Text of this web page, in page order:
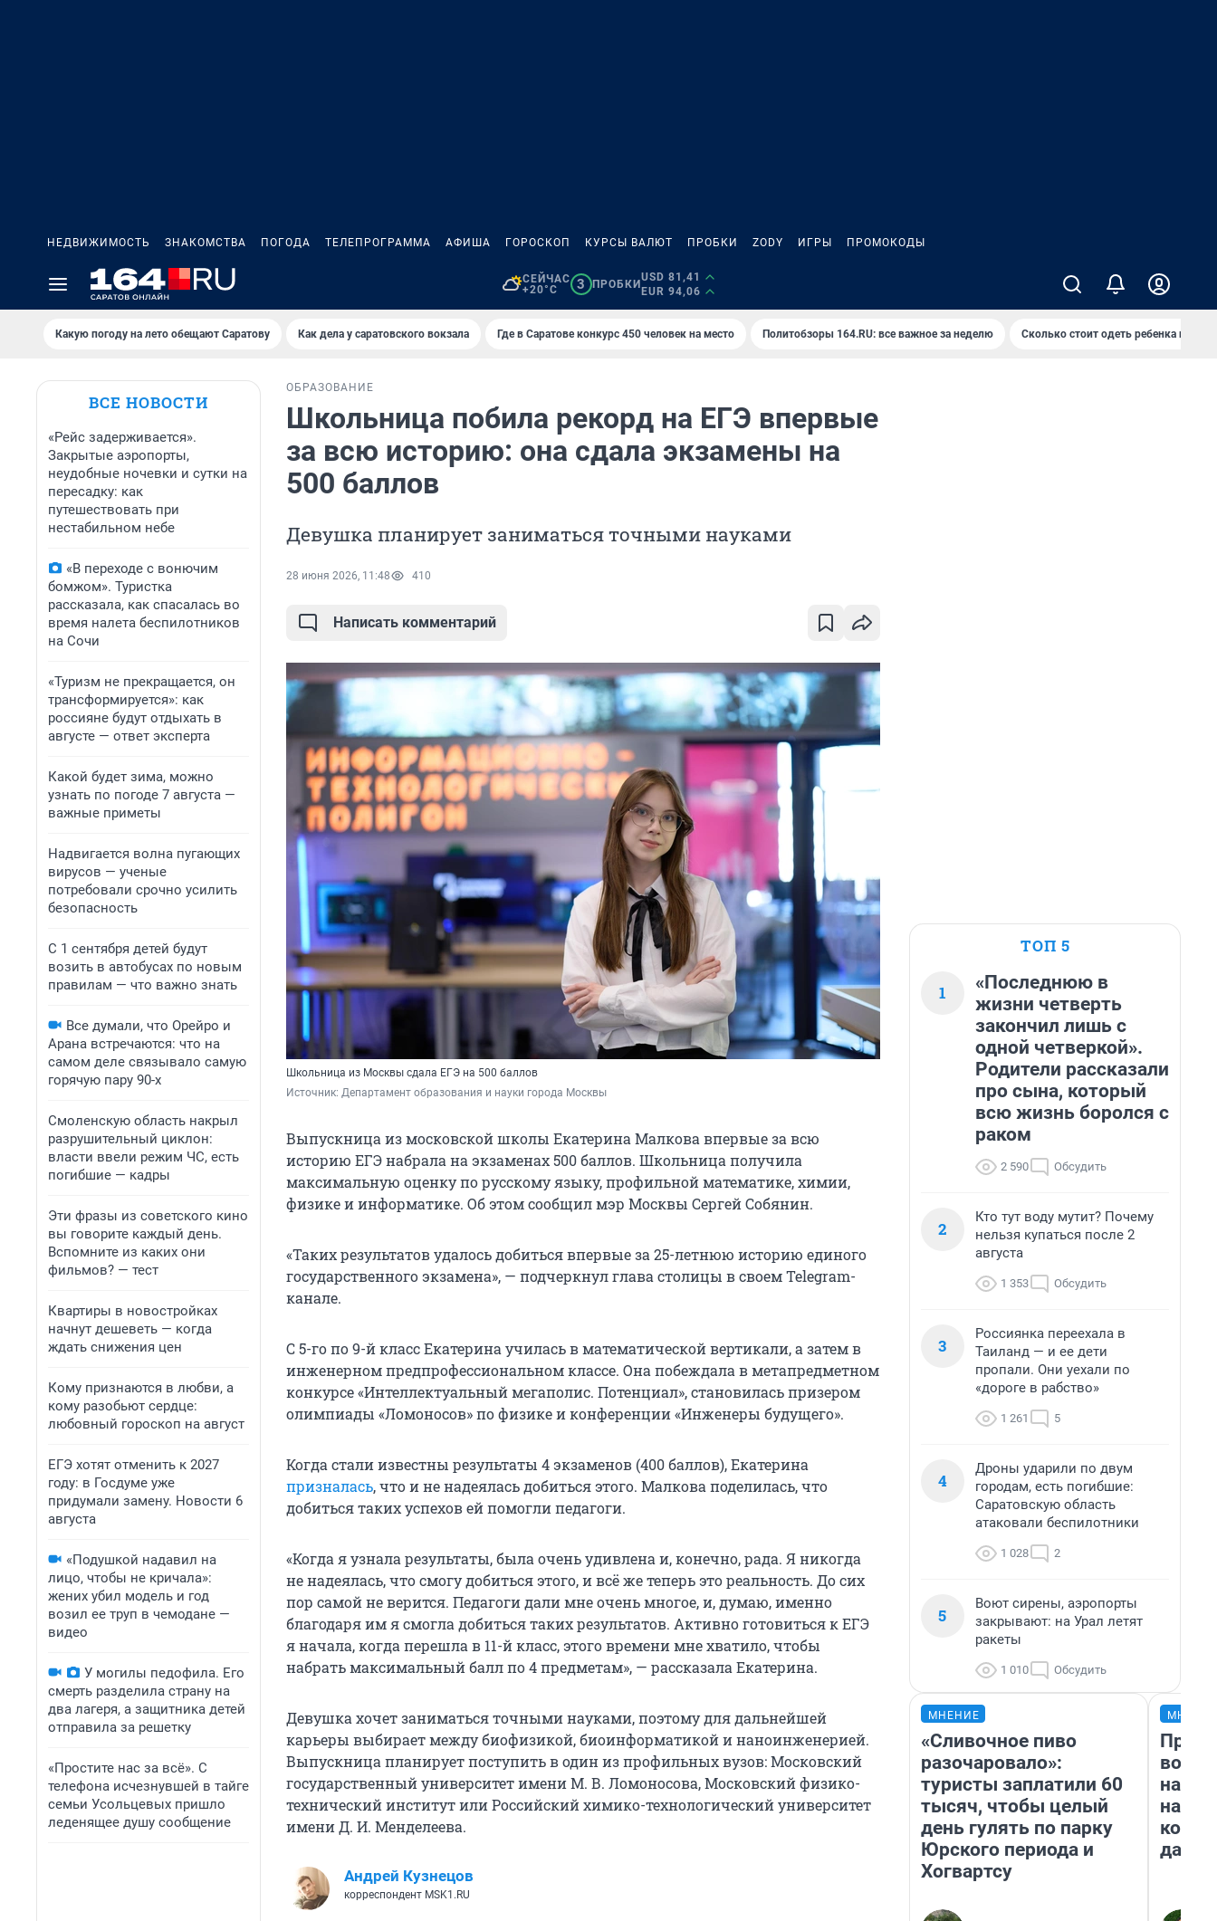
НЕДВИЖИМОСТЬ ЗНАКОМСТВА ПОГОДА ТЕЛЕПРОГРАММА АФИША ГОРОСКОП КУРСЫ ВАЛЮТ ПРОБКИ ZODY ИГРЫ ПРОМОКОДЫ
СЕЙЧАС
+20°C
3 ПРОБКИ
USD 81,41
EUR 94,06
Какую погоду на лето обещают Саратову Как дела у саратовского вокзала Где в Саратове конкурс 450 человек на место Политобзоры 164.RU: все важное за неделю Сколько стоит одеть ребенка на
ВСЕ НОВОСТИ
«Рейс задерживается».
Закрытые аэропорты,
неудобные ночевки и сутки на
пересадку: как
путешествовать при
нестабильном небе
«В переходе с вонючим
бомжом». Туристка
рассказала, как спасалась во
время налета беспилотников
на Сочи
«Туризм не прекращается, он
трансформируется»: как
россияне будут отдыхать в
августе — ответ эксперта
Какой будет зима, можно
узнать по погоде 7 августа —
важные приметы
Надвигается волна пугающих
вирусов — ученые
потребовали срочно усилить
безопасность
С 1 сентября детей будут
возить в автобусах по новым
правилам — что важно знать
Все думали, что Орейро и
Арана встречаются: что на
самом деле связывало самую
горячую пару 90-х
Смоленскую область накрыл
разрушительный циклон:
власти ввели режим ЧС, есть
погибшие — кадры
Эти фразы из советского кино
вы говорите каждый день.
Вспомните из каких они
фильмов? — тест
Квартиры в новостройках
начнут дешеветь — когда
ждать снижения цен
Кому признаются в любви, а
кому разобьют сердце:
любовный гороскоп на август
ЕГЭ хотят отменить к 2027
году: в Госдуме уже
придумали замену. Новости 6
августа
«Подушкой надавил на
лицо, чтобы не кричала»:
жених убил модель и год
возил ее труп в чемодане —
видео
У могилы педофила. Его
смерть разделила страну на
два лагеря, а защитника детей
отправила за решетку
«Простите нас за всё». С
телефона исчезнувшей в тайге
семьи Усольцевых пришло
леденящее душу сообщение
ОБРАЗОВАНИЕ
Школьница побила рекорд на ЕГЭ впервые
за всю историю: она сдала экзамены на
500 баллов
Девушка планирует заниматься точными науками
28 июня 2026, 11:48 410
Написать комментарий
Школьница из Москвы сдала ЕГЭ на 500 баллов
Источник: Департамент образования и науки города Москвы
Выпускница из московской школы Екатерина Малкова впервые за всю
историю ЕГЭ набрала на экзаменах 500 баллов. Школьница получила
максимальную оценку по русскому языку, профильной математике, химии,
физике и информатике. Об этом сообщил мэр Москвы Сергей Собянин.
«Таких результатов удалось добиться впервые за 25-летнюю историю единого
государственного экзамена», — подчеркнул глава столицы в своем Telegram-
канале.
С 5-го по 9-й класс Екатерина училась в математической вертикали, а затем в
инженерном предпрофессиональном классе. Она побеждала в метапредметном
конкурсе «Интеллектуальный мегаполис. Потенциал», становилась призером
олимпиады «Ломоносов» по физике и конференции «Инженеры будущего».
Когда стали известны результаты 4 экзаменов (400 баллов), Екатерина
призналась, что и не надеялась добиться этого. Малкова поделилась, что
добиться таких успехов ей помогли педагоги.
«Когда я узнала результаты, была очень удивлена и, конечно, рада. Я никогда
не надеялась, что смогу добиться этого, и всё же теперь это реальность. До сих
пор самой не верится. Педагоги дали мне очень многое, и, думаю, именно
благодаря им я смогла добиться таких результатов. Активно готовиться к ЕГЭ
я начала, когда перешла в 11-й класс, этого времени мне хватило, чтобы
набрать максимальный балл по 4 предметам», — рассказала Екатерина.
Девушка хочет заниматься точными науками, поэтому для дальнейшей
карьеры выбирает между биофизикой, биоинформатикой и наноинженерией.
Выпускница планирует поступить в один из профильных вузов: Московский
государственный университет имени М. В. Ломоносова, Московский физико-
технический институт или Российский химико-технологический университет
имени Д. И. Менделеева.
Андрей Кузнецов
корреспондент MSK1.RU
ТОП 5
1
«Последнюю в
жизни четверть
закончил лишь с
одной четверкой».
Родители рассказали
про сына, который
всю жизнь боролся с
раком
2 590 Обсудить
2
Кто тут воду мутит? Почему
нельзя купаться после 2
августа
1 353 Обсудить
3
Россиянка переехала в
Таиланд — и ее дети
пропали. Они уехали по
«дороге в рабство»
1 261 5
4
Дроны ударили по двум
городам, есть погибшие:
Саратовскую область
атаковали беспилотники
1 028 2
5
Воют сирены, аэропорты
закрывают: на Урал летят
ракеты
1 010 Обсудить
МНЕНИЕ
«Сливочное пиво
разочаровало»:
туристы заплатили 60
тысяч, чтобы целый
день гулять по парку
Юрского периода и
Хогвартсу
нам
даже